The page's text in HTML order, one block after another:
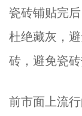
瓷砖铺贴完
杜绝藏灰，
砖，避免瓷砖
前市面上流